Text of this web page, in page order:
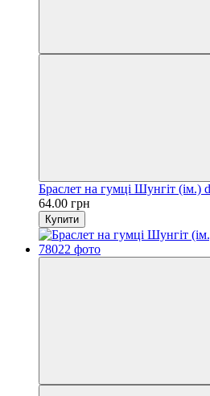
Браслет на гумці Шунгіт
64.00 грн
Купити